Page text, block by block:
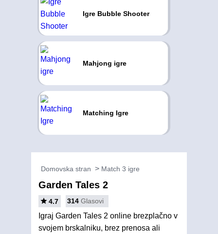
Igre Bubble Shooter
Mahjong igre
Matching Igre
Domovska stran Match 3 igre
Garden Tales 2
4.7 314 Glasovi
Igraj Garden Tales 2 online brezplačno v
svojem brskalniku, brez prenosa ali